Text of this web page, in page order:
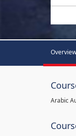
Overview
Arabic